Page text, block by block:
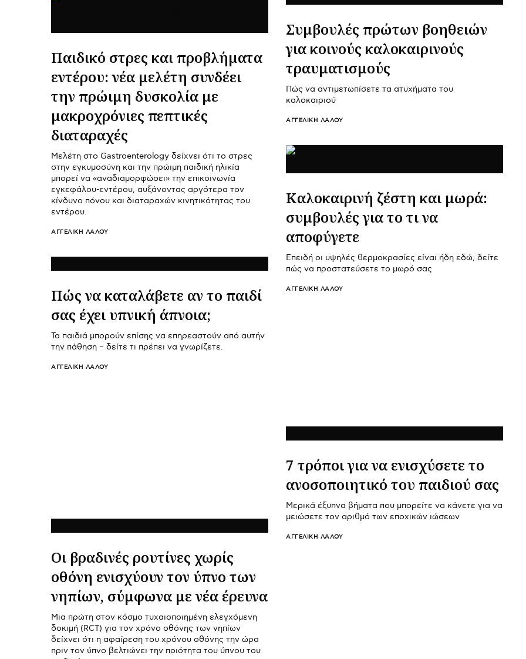
Παιδικό στρες και προβλήματα
εντέρου: νέα μελέτη συνδέει
την πρώιμη δυσκολία με
μακροχρόνιες πεπτικές
διαταραχές
Μελέτη στο Gastroenterology δείχνει ότι το στρες
στην εγκυμοσύνη και την πρώιμη παιδική ηλικία
μπορεί να «αναδιαμορφώσει» την επικοινωνία
εγκεφάλου-εντέρου, αυξάνοντας αργότερα τον
κίνδυνο πόνου και διαταραχών κινητικότητας του
εντέρου.
ΑΓΓΕΛΙΚΉ ΛΆΛΟΥ
Συμβουλές πρώτων βοηθειών
για κοινούς καλοκαιρινούς
τραυματισμούς
Πώς να αντιμετωπίσετε τα ατυχήματα του
καλοκαιριού
ΑΓΓΕΛΙΚΉ ΛΆΛΟΥ
Καλοκαιρινή ζέστη και μωρά:
συμβουλές για το τι να
αποφύγετε
Επειδή οι υψηλές θερμοκρασίες είναι ήδη εδώ, δείτε
πώς να προστατεύσετε το μωρό σας
ΑΓΓΕΛΙΚΉ ΛΆΛΟΥ
Πώς να καταλάβετε αν το παιδί
σας έχει υπνική άπνοια;
Τα παιδιά μπορούν επίσης να επηρεαστούν από αυτήν
την πάθηση – δείτε τι πρέπει να γνωρίζετε.
ΑΓΓΕΛΙΚΉ ΛΆΛΟΥ
7 τρόποι για να ενισχύσετε το
ανοσοποιητικό του παιδιού σας
Μερικά έξυπνα βήματα που μπορείτε να κάνετε για να
μειώσετε τον αριθμό των εποχικών ιώσεων
ΑΓΓΕΛΙΚΉ ΛΆΛΟΥ
Οι βραδινές ρουτίνες χωρίς
οθόνη ενισχύουν τον ύπνο των
νηπίων, σύμφωνα με νέα έρευνα
Μια πρώτη στον κόσμο τυχαιοποιημένη ελεγχόμενη
δοκιμή (RCT) για τον χρόνο οθόνης των νηπίων
δείχνει ότι η αφαίρεση του χρόνου οθόνης την ώρα
πριν τον ύπνο βελτιώνει την ποιότητα του ύπνου του